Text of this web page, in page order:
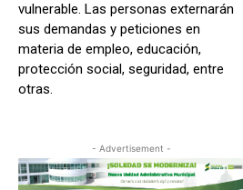
vulnerable. Las personas externarán
sus demandas y peticiones en
materia de empleo, educación,
protección social, seguridad, entre
otras.
- Advertisement -